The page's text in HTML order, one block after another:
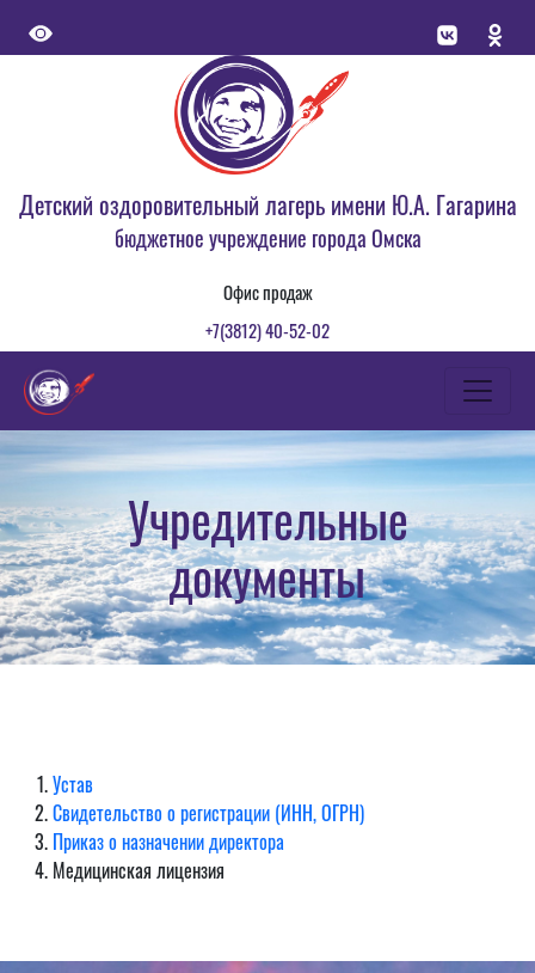
Детский оздоровительный лагерь имени Ю.А. Гагарина
бюджетное учреждение города Омска
Офис продаж
+7(3812) 40-52-02
Учредительные
документы
Устав
Свидетельство о регистрации (ИНН, ОГРН)
Приказ о назначении директора
Медицинская лицензия